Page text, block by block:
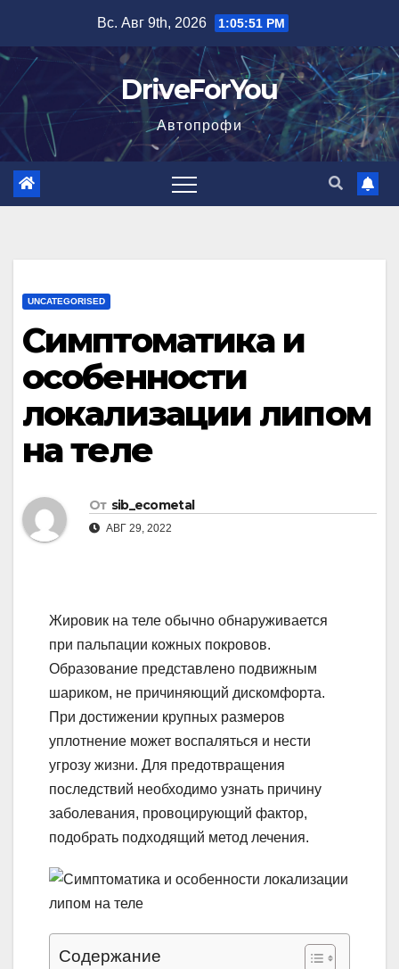
содержимому
Вс. Авг 9th, 2026 1:05:52 PM
DriveForYou
Автопрофи
UNCATEGORISED
Симптоматика и
особенности
локализации липом
на теле
От sib_ecometal
АВГ 29, 2022
Жировик на теле обычно обнаруживается
при пальпации кожных покровов.
Образование представлено подвижным
шариком, не причиняющий дискомфорта.
При достижении крупных размеров
уплотнение может воспаляться и нести
угрозу жизни. Для предотвращения
последствий необходимо узнать причину
заболевания, провоцирующий фактор,
подобрать подходящий метод лечения.
Содержание